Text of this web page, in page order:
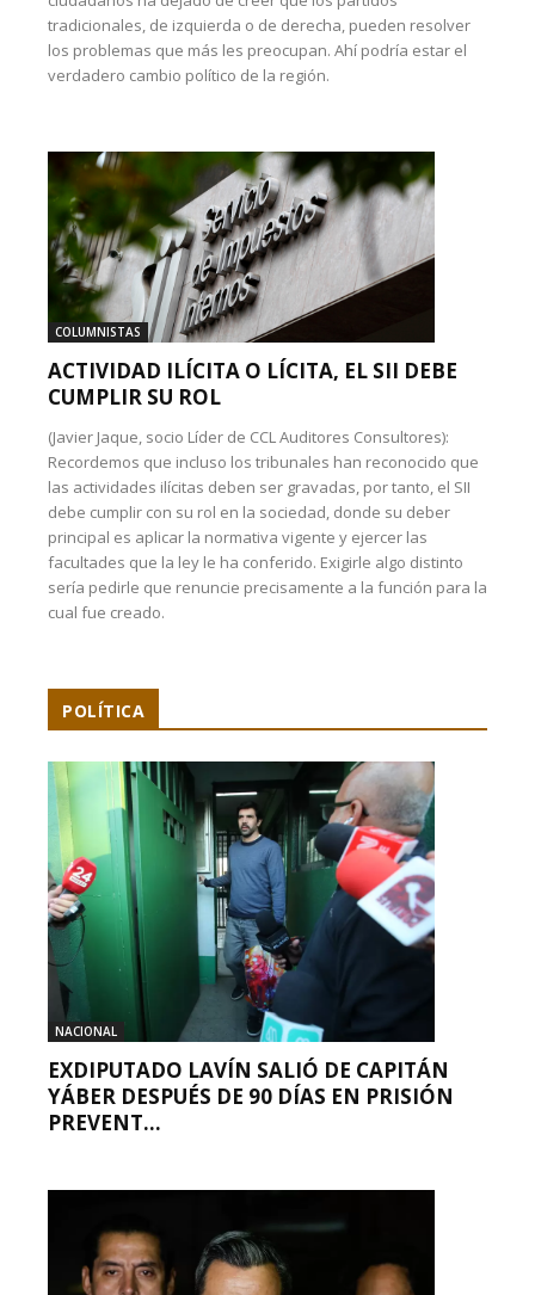
tradicionales, de izquierda o de derecha, pueden resolver
los problemas que más les preocupan. Ahí podría estar el
verdadero cambio político de la región.
COLUMNISTAS
ACTIVIDAD ILÍCITA O LÍCITA, EL SII DEBE
CUMPLIR SU ROL
(Javier Jaque, socio Líder de CCL Auditores Consultores):
Recordemos que incluso los tribunales han reconocido que
las actividades ilícitas deben ser gravadas, por tanto, el SII
debe cumplir con su rol en la sociedad, donde su deber
principal es aplicar la normativa vigente y ejercer las
facultades que la ley le ha conferido. Exigirle algo distinto
sería pedirle que renuncie precisamente a la función para la
cual fue creado.
POLÍTICA
NACIONAL
EXDIPUTADO LAVÍN SALIÓ DE CAPITÁN
YÁBER DESPUÉS DE 90 DÍAS EN PRISIÓN
PREVENT...